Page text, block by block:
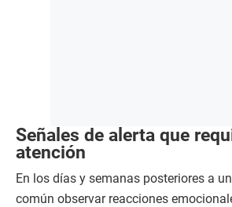
Señales de alerta que
atención
En los días y semanas posteriores a
común observar reacciones